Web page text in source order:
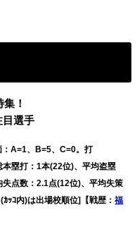
！
目選手
：A=1、B=5、C=0。打
塁打：1本(22位)、平均盗塁
点数：2.1点(12位)、平均失策
ｯｺ内)は出場校順位]【戦歴：福